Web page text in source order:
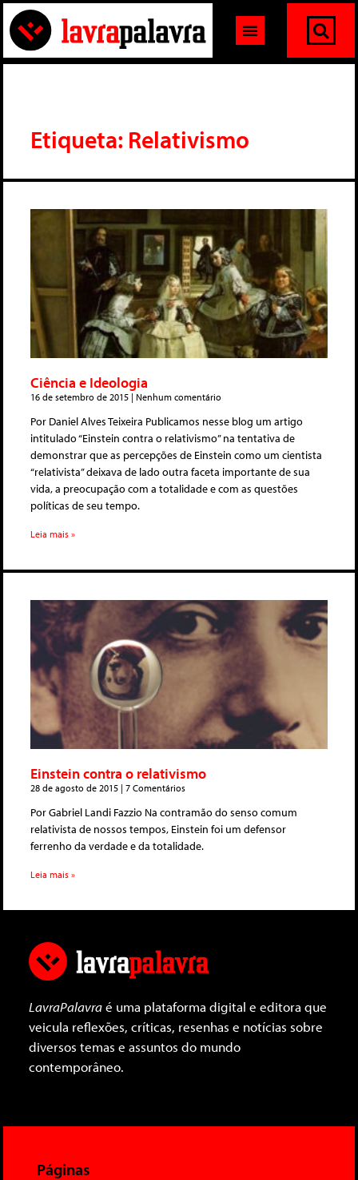
Etiqueta: Relativismo
Ciência e Ideologia
16 de setembro de 2015 Nenhum comentário
Por Daniel Alves Teixeira Publicamos nesse blog um artigo
intitulado “Einstein contra o relativismo” na tentativa de
demonstrar que as percepções de Einstein como um cientista
“relativista” deixava de lado outra faceta importante de sua
vida, a preocupação com a totalidade e com as questões
políticas de seu tempo.
Leia mais »
Einstein contra o relativismo
28 de agosto de 2015 7 Comentários
Por Gabriel Landi Fazzio Na contramão do senso comum
relativista de nossos tempos, Einstein foi um defensor
ferrenho da verdade e da totalidade.
Leia mais »
LavraPalavraé uma plataforma digital e editora que
veicula reflexões, críticas, resenhas e notícias sobre
diversos temas e assuntos do mundo
contemporâneo.
Páginas